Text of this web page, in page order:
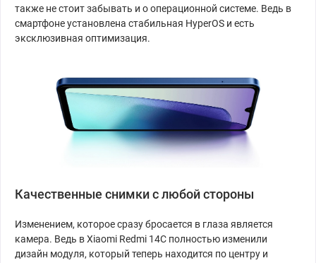
также не стоит забывать и о операционной системе. Ведь в
смартфоне установлена стабильная HyperOS и есть
эксклюзивная оптимизация.
Качественные снимки с любой стороны
Изменением, которое сразу бросается в глаза является
камера. Ведь в Xiaomi Redmi 14C полностью изменили
дизайн модуля, который теперь находится по центру и